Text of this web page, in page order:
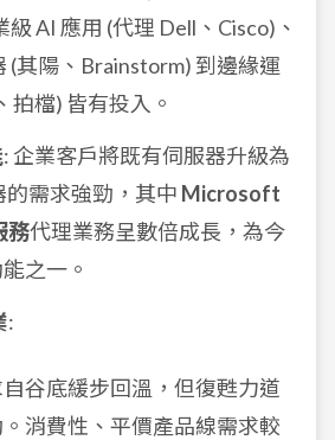
級 AI 應用 (代理 Dell、Cisco)、
(其陽、Brainstorm) 到邊緣運
拍檔) 皆有投入。
: 企業客戶將既有伺服器升級為
的需求強勁，其中 Microsoft
務代理業務呈數倍成長，為今
之一。
:
谷底緩步回溫，但復甦力道
消費性、平價產品線需求較